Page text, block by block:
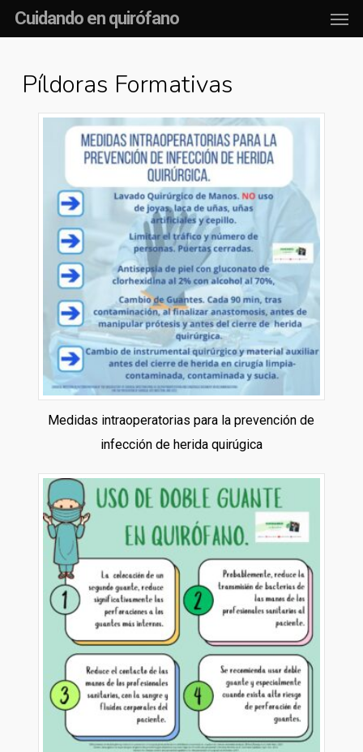
Skip
to
content
Cuidando en quirófano
Píldoras Formativas
Medidas intraoperatorias para la prevención de
infección de herida quirúgica